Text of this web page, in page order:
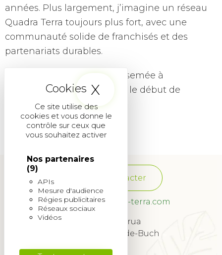
Ce site utilise des
cookies et vous donne le
contrôle sur ceux que
vous souhaitez activer
Nos partenaires
(9)
APIs
Mesure d'audience
Régies publicitaires
Réseaux sociaux
Vidéos
X Masquer le
années. Plus largement, j’imagine un réseau
Quadra Terra toujours plus fort, avec une
communauté solide de franchisés et des
partenariats durables.
Une nouvelle graine est semée à
𝗧𝗿𝗲𝘀𝗯œ𝘂𝗳… et ce n’est que le début de
l’aventure
Nous contacter
franchise@quadra-terra.com
34 Rue Lagrua
33260 La Teste-de-Buch